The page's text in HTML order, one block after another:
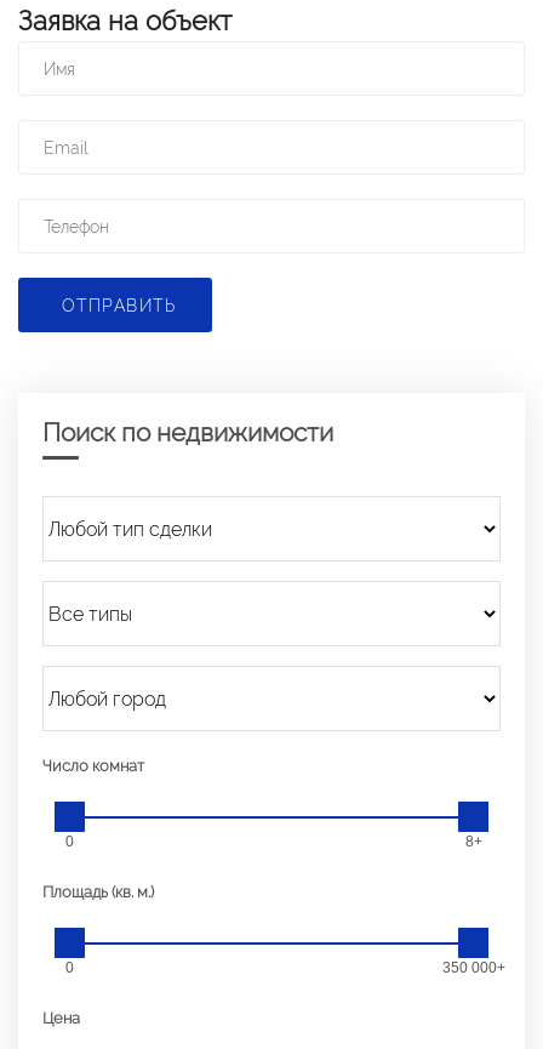
Заявка на объект
ОТПРАВИТЬ
Поиск по недвижимости
Число комнат
0 8+
Площадь (кв. м.)
0 350 000+
Цена